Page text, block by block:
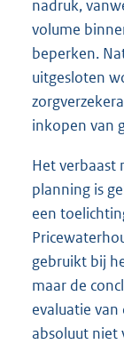
nadruk,
volume
beperken.
uitgesloten
inkopen van
Het verbaast
planning is
een
gebruikt bij
maar de
evaluatie
absoluut niet